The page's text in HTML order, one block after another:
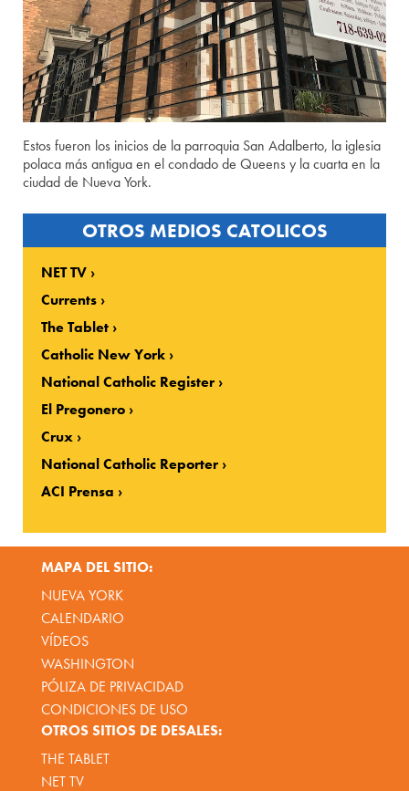
Estos fueron los inicios de la parroquia San Adalberto, la iglesia
polaca más antigua en el condado de Queens y la cuarta en la
ciudad de Nueva York.
OTROS MEDIOS CATOLICOS
NET TV
Currents
The Tablet
Catholic New York
National Catholic Register
El Pregonero
Crux
National Catholic Reporter
ACI Prensa
MAPA DEL SITIO:
NUEVA YORK
CALENDARIO
VÍDEOS
WASHINGTON
PÓLIZA DE PRIVACIDAD
CONDICIONES DE USO
OTROS SITIOS DE DESALES:
THE TABLET
NET TV